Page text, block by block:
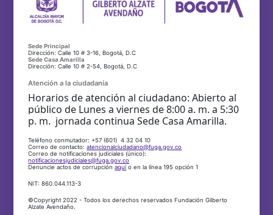
Sede Principal
Dirección: Calle 10 # 3-16, Bogotá, D.C
Sede Casa Amarilla
Dirección: Calle 10 # 2-54, Bogotá, D.C
Atención a la ciudadanía
Horarios de atención al ciudadano: Abierto al
público de Lunes a viernes de 8:00 a. m. a 5:30
p. m. jornada continua Sede Casa Amarilla.
Teléfono conmutador: +57 (601) 4 32 04 10
Correo de contacto:atencionalciudadano@fuga.gov.co
Correo de notificaciones judiciales (único):
notificacionesjudiciales@fuga.gov.co
Denuncie actos de corrupciónaquío en la línea 195 opción 1
NIT: 860.044.113-3
©Copyright 2022 - Todos los derechos reservados Fundación Gilberto
Alzate Avendaño.